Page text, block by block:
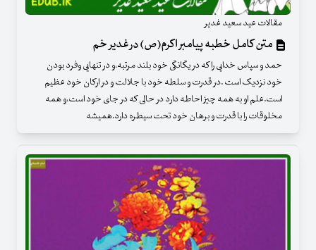
مقالات عید سعید غدیر
متن کامل خطبه پیامبر اکرم(ص) در غدیر خم
حمد و سپاس خدایی را که در یگانگی خود بلند مرتبه،و در تنهایی وفرد بودن
خود نزدیک است .در قدرت و سلطه خود با جلالت و در ارکان خود عظیم
است.علم او به همه چیز احاطه دارد در حالی که در جای خود است،و همه
مخلوقات را با قدرت و برهان خود تحت سیطره دارد.همیشه